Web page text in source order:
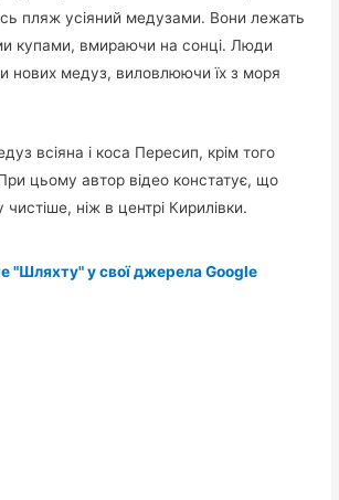
пляж усіяний медузами. Вони лежать
купами, вмираючи на сонці. Люди
нових медуз, виловлюючи їх з моря
всіяна і коса Пересип, крім того
При цьому автор відео констатує, що
ніж в центрі Кирилівки.
"Шляхту" у свої джерела Google